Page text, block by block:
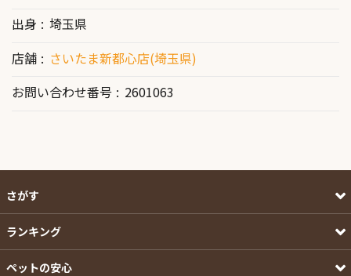
出身
埼玉県
店舗
さいたま新都心店(埼玉県)
お問い合わせ番号
2601063
さがす
ランキング
ペットの安心